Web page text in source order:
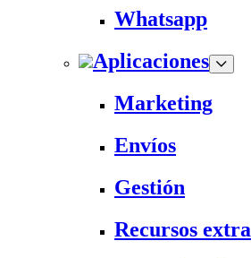
Whatsapp
Aplicaciones
Marketing
Envíos
Gestión
Recursos extra